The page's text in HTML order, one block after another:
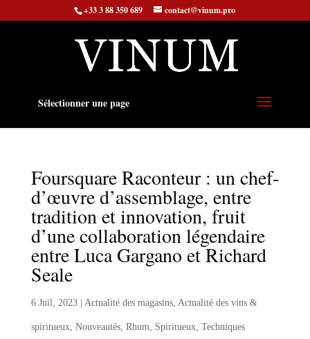
+33 3 88 350 689 contact@vinum.pro
Sélectionner une page
Foursquare Raconteur : un chef-
d’œuvre d’assemblage, entre
tradition et innovation, fruit
d’une collaboration légendaire
entre Luca Gargano et Richard
Seale
6 Juil, 2023| Actualité des magasins, Actualité des vins &
spiritueux, Nouveautés, Rhum, Spiritueux, Techniques